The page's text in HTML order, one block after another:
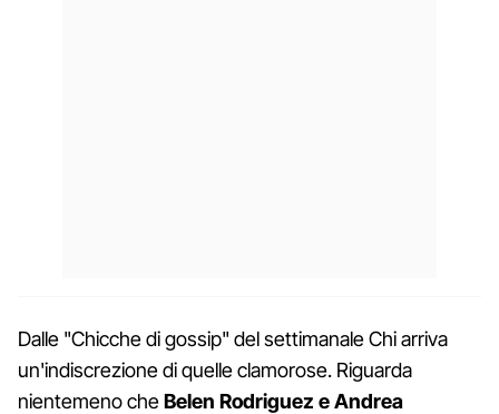
Dalle "Chicche di gossip" del settimanale Chi arriva
un'indiscrezione di quelle clamorose. Riguarda
nientemeno cheBelen Rodriguez e Andrea